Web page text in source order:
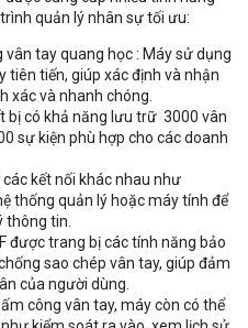
quản lý nhân sự tối ưu:
tay quang học : Máy sử dụng
tiên tiến, giúp xác định và nhận
xác và nhanh chóng.
bị có khả năng lưu trữ 3000 vân
sự kiện phù hợp cho các doanh
kết nối khác nhau như
thống quản lý hoặc máy tính để
thông tin.
được trang bị các tính năng bảo
sao chép vân tay, giúp đảm
của người dùng.
công vân tay, máy còn có thể